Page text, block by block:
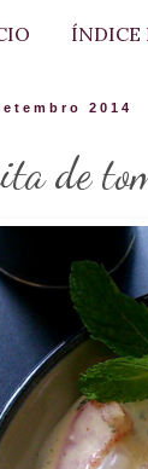
ÍNDICE
2014
de